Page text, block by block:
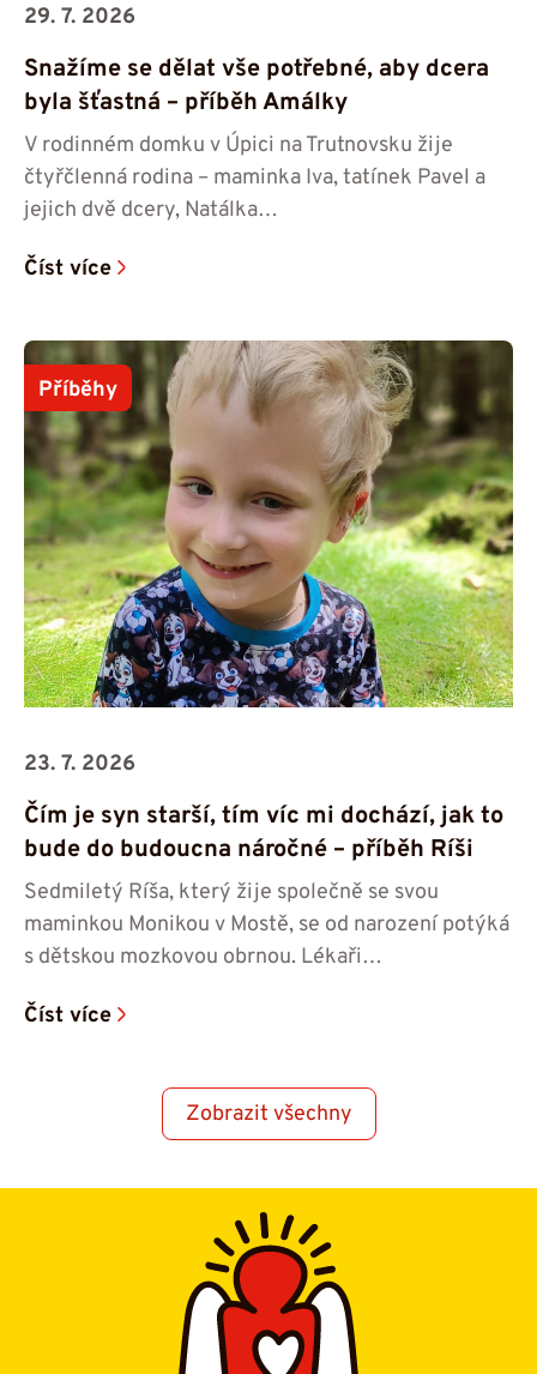
29. 7. 2026
Snažíme se dělat vše potřebné, aby dcera
byla šťastná – příběh Amálky
V rodinném domku v Úpici na Trutnovsku žije
čtyřčlenná rodina – maminka Iva, tatínek Pavel a
jejich dvě dcery, Natálka…
Číst více
Příběhy
23. 7. 2026
Čím je syn starší, tím víc mi dochází, jak to
bude do budoucna náročné – příběh Ríši
Sedmiletý Ríša, který žije společně se svou
maminkou Monikou v Mostě, se od narození potýká
s dětskou mozkovou obrnou. Lékaři…
Číst více
Zobrazit všechny